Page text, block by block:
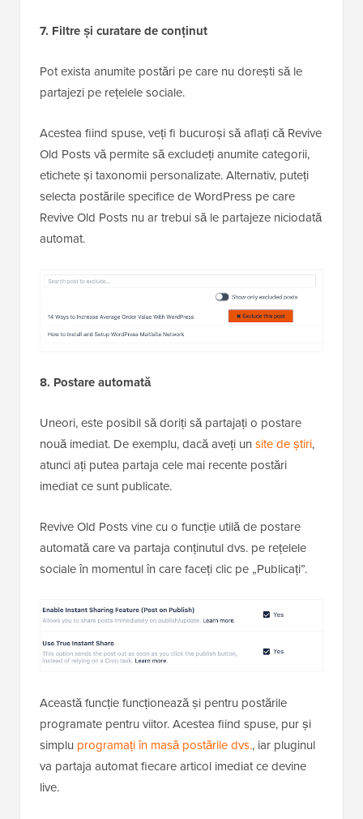
7. Filtre și curatare de conținut
Pot exista anumite postări pe care nu dorești să le
partajezi pe rețelele sociale.
Acestea fiind spuse, veți fi bucuroși să aflați că Revive
Old Posts vă permite să excludeți anumite categorii,
etichete și taxonomii personalizate. Alternativ, puteți
selecta postările specifice de WordPress pe care
Revive Old Posts nu ar trebui să le partajeze niciodată
automat.
8. Postare automată
Uneori, este posibil să doriți să partajați o postare
nouă imediat. De exemplu, dacă aveți un site de știri,
atunci ați putea partaja cele mai recente postări
imediat ce sunt publicate.
Revive Old Posts vine cu o funcție utilă de postare
automată care va partaja conținutul dvs. pe rețelele
sociale în momentul în care faceți clic pe „Publicați”.
Această funcție funcționează și pentru postările
programate pentru viitor. Acestea fiind spuse, pur și
simplu programați în masă postările dvs., iar pluginul
va partaja automat fiecare articol imediat ce devine
live.